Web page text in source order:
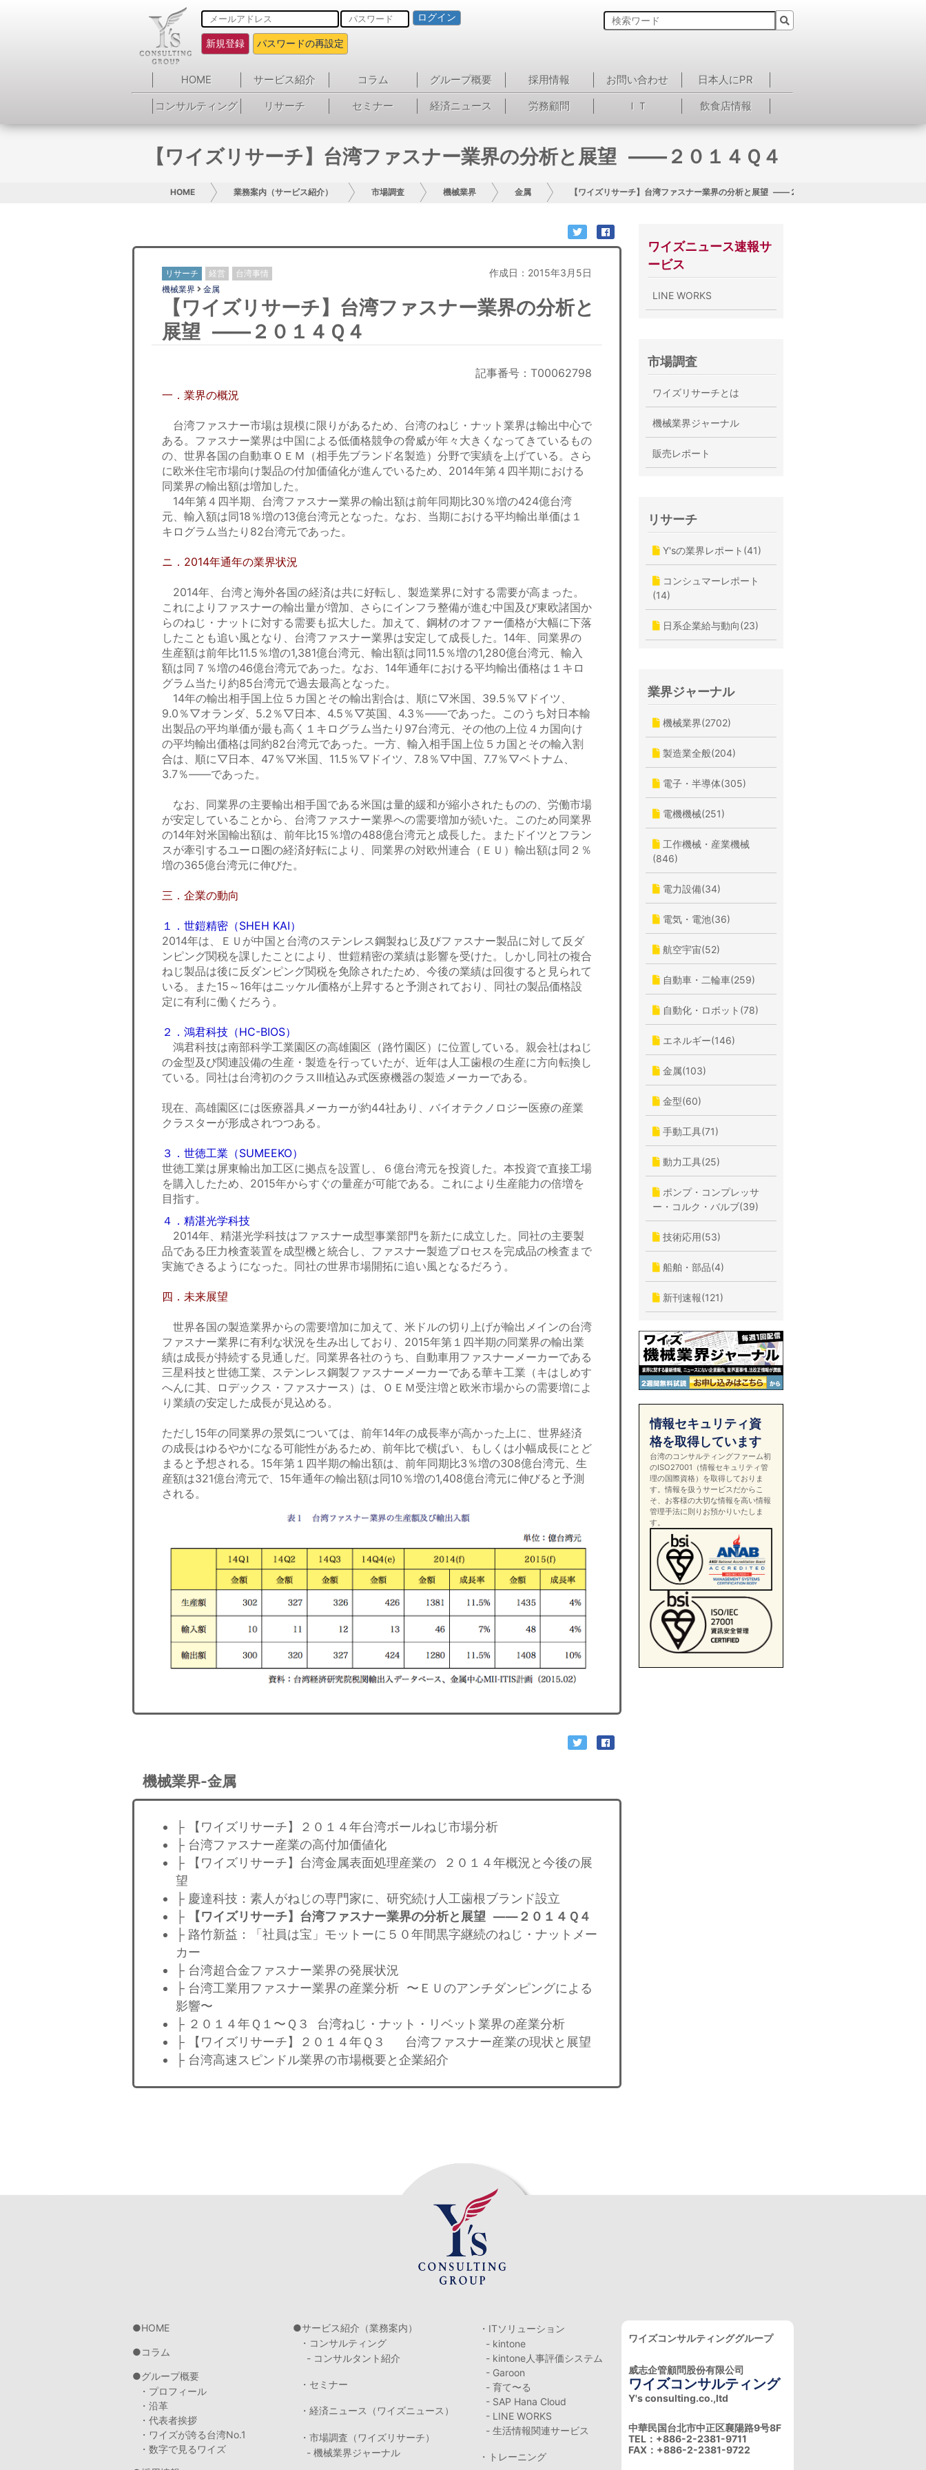
ログイン
新規登録 パスワードの再設定
HOME サービス紹介 コラム グループ概要 採用情報 お問い合わせ
日本人にPR
コンサルティング
リサーチ セミナー 経済ニュース 労務顧問 ＩＴ 飲食店情報
【ワイズリサーチ】台湾ファスナー業界の分析と展望 ——２０１４Ｑ４
HOME 業務案内（サービス紹介） 市場調査 機械業界 金属 【ワイズリサーチ】台湾ファスナー業界の分析と展望 ——２０１４Ｑ４
リサーチ 経営 台湾事情 作成日：2015年3月5日
機械業界 金属
【ワイズリサーチ】台湾ファスナー業界の分析と
展望 ——２０１４Ｑ４
記事番号：T00062798
一．業界の概況
台湾ファスナー市場は規模に限りがあるため、台湾のねじ・ナット業界は輸出中心で
ある。ファスナー業界は中国による低価格競争の脅威が年々大きくなってきているもの
の、世界各国の自動車ＯＥＭ（相手先ブランド名製造）分野で実績を上げている。さら
に欧米住宅市場向け製品の付加価値化が進んでいるため、2014年第４四半期における
同業界の輸出額は増加した。
14年第４四半期、台湾ファスナー業界の輸出額は前年同期比30％増の424億台湾
元、輸入額は同18％増の13億台湾元となった。なお、当期における平均輸出単価は１
キログラム当たり82台湾元であった。
ニ．2014年通年の業界状況
2014年、台湾と海外各国の経済は共に好転し、製造業界に対する需要が高まった。
これによりファスナーの輸出量が増加、さらにインフラ整備が進む中国及び東欧諸国か
らのねじ・ナットに対する需要も拡大した。加えて、鋼材のオファー価格が大幅に下落
したことも追い風となり、台湾ファスナー業界は安定して成長した。14年、同業界の
生産額は前年比11.5％増の1,381億台湾元、輸出額は同11.5％増の1,280億台湾元、輸入
額は同７％増の46億台湾元であった。なお、14年通年における平均輸出価格は１キロ
グラム当たり約85台湾元で過去最高となった。
14年の輸出相手国上位５カ国とその輸出割合は、順に▽米国、39.5％▽ドイツ、
9.0％▽オランダ、5.2％▽日本、4.5％▽英国、4.3％――であった。このうち対日本輸
出製品の平均単価が最も高く１キログラム当たり97台湾元、その他の上位４カ国向け
の平均輸出価格は同約82台湾元であった。一方、輸入相手国上位５カ国とその輸入割
合は、順に▽日本、47％▽米国、11.5％▽ドイツ、7.8％▽中国、7.7％▽ベトナム、
3.7％――であった。
なお、同業界の主要輸出相手国である米国は量的緩和が縮小されたものの、労働市場
が安定していることから、台湾ファスナー業界への需要増加が続いた。このため同業界
の14年対米国輸出額は、前年比15％増の488億台湾元と成長した。またドイツとフラン
スが牽引するユーロ圏の経済好転により、同業界の対欧州連合（ＥＵ）輸出額は同２％
増の365億台湾元に伸びた。
三．企業の動向
１．世鎧精密（SHEH KAI）
2014年は、ＥＵが中国と台湾のステンレス鋼製ねじ及びファスナー製品に対して反ダ
ンピング関税を課したことにより、世鎧精密の業績は影響を受けた。しかし同社の複合
ねじ製品は後に反ダンピング関税を免除されたため、今後の業績は回復すると見られて
いる。また15～16年はニッケル価格が上昇すると予測されており、同社の製品価格設
定に有利に働くだろう。
２．鴻君科技（HC-BIOS）
鴻君科技は南部科学工業園区の高雄園区（路竹園区）に位置している。親会社はねじ
の金型及び関連設備の生産・製造を行っていたが、近年は人工歯根の生産に方向転換し
ている。同社は台湾初のクラスIII植込み式医療機器の製造メーカーである。
現在、高雄園区には医療器具メーカーが約44社あり、バイオテクノロジー医療の産業
クラスターが形成されつつある。
３．世徳工業（SUMEEKO）
世徳工業は屏東輸出加工区に拠点を設置し、６億台湾元を投資した。本投資で直接工場
を購入したため、2015年からすぐの量産が可能である。これにより生産能力の倍増を
目指す。
４．精湛光学科技
2014年、精湛光学科技はファスナー成型事業部門を新たに成立した。同社の主要製
品である圧力検査装置を成型機と統合し、ファスナー製造プロセスを完成品の検査まで
実施できるようになった。同社の世界市場開拓に追い風となるだろう。
四．未来展望
世界各国の製造業界からの需要増加に加えて、米ドルの切り上げが輸出メインの台湾
ファスナー業界に有利な状況を生み出しており、2015年第１四半期の同業界の輸出業
績は成長が持続する見通しだ。同業界各社のうち、自動車用ファスナーメーカーである
三星科技と世徳工業、ステンレス鋼製ファスナーメーカーである華キ工業（キはしめす
へんに其、ロデックス・ファスナース）は、ＯＥＭ受注増と欧米市場からの需要増によ
り業績の安定した成長が見込める。
ただし15年の同業界の景気については、前年14年の成長率が高かった上に、世界経済
の成長はゆるやかになる可能性があるため、前年比で横ばい、もしくは小幅成長にとど
まると予想される。15年第１四半期の輸出額は、前年同期比3％増の308億台湾元、生
産額は321億台湾元で、15年通年の輸出額は同10％増の1,408億台湾元に伸びると予測
される。
機械業界-金属
├ 【ワイズリサーチ】２０１４年台湾ボールねじ市場分析
├ 台湾ファスナー産業の高付加価値化
├ 【ワイズリサーチ】台湾金属表面処理産業の ２０１４年概況と今後の展
望
├ 慶達科技：素人がねじの専門家に、研究続け人工歯根ブランド設立
├
【ワイズリサーチ】台湾ファスナー業界の分析と展望 ——２０１４Ｑ４
├ 路竹新益：「社員は宝」モットーに５０年間黒字継続のねじ・ナットメー
カー
├ 台湾超合金ファスナー業界の発展状況
├ 台湾工業用ファスナー業界の産業分析 〜ＥＵのアンチダンピングによる
影響〜
├ ２０１４年Ｑ１〜Ｑ３ 台湾ねじ・ナット・リベット業界の産業分析
├ 【ワイズリサーチ】２０１４年Ｑ３ 台湾ファスナー産業の現状と展望
├ 台湾高速スピンドル業界の市場概要と企業紹介
ワイズニュース速報サ
ービス
LINE WORKS
市場調査
ワイズリサーチとは
機械業界ジャーナル
販売レポート
リサーチ
Y'sの業界レポート(41)
コンシュマーレポート
(14)
日系企業給与動向(23)
業界ジャーナル
機械業界(2702)
製造業全般(204)
電子・半導体(305)
電機機械(251)
工作機械・産業機械
(846)
電力設備(34)
電気・電池(36)
航空宇宙(52)
自動車・二輪車(259)
自動化・ロボット(78)
エネルギー(146)
金属(103)
金型(60)
手動工具(71)
動力工具(25)
ポンプ・コンプレッサ
ー・コルク・バルブ(39)
技術応用(53)
船舶・部品(4)
新刊速報(121)
情報セキュリティ資
格を取得しています
台湾のコンサルティングファーム初
のISO27001（情報セキュリティ管
理の国際資格）を取得しておりま
す。情報を扱うサービスだからこ
そ、お客様の大切な情報を高い情報
管理手法に則りお預かりいたしま
す。
HOME
コラム
グループ概要
・プロフィール
・沿革
・代表者挨拶
・ワイズが誇る台湾No.1
・数字で見るワイズ
サービス紹介（業務案内）
・コンサルティング
- コンサルタント紹介
・セミナー
・経済ニュース（ワイズニュース）
・市場調査（ワイズリサーチ）
- 機械業界ジャーナル
・ITソリューション
- kintone
- kintone人事評価システム
- Garoon
- 育て〜る
- SAP Hana Cloud
- LINE WORKS
- 生活情報関連サービス
・トレーニング
ワイズコンサルティンググループ
威志企管顧問股份有限公司
ワイズコンサルティング
Y's consulting.co.,ltd
中華民国台北市中正区襄陽路9号8F
TEL：+886-2-2381-9711
FAX：+886-2-2381-9722